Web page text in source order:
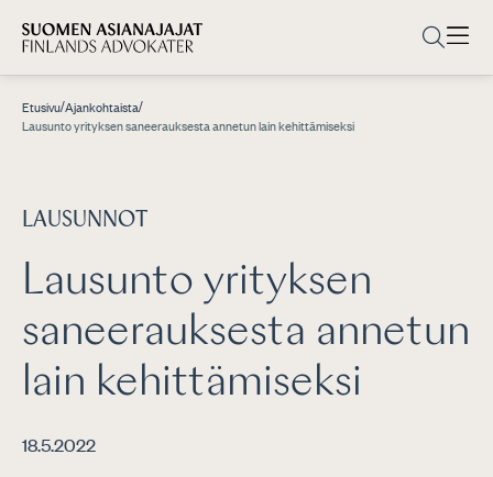
Etusivu/Ajankohtaista/
Lausunto yrityksen saneerauksesta annetun lain kehittämiseksi
LAUSUNNOT
Lausunto yrityksen
saneerauksesta annetun
lain kehittämiseksi
18.5.2022